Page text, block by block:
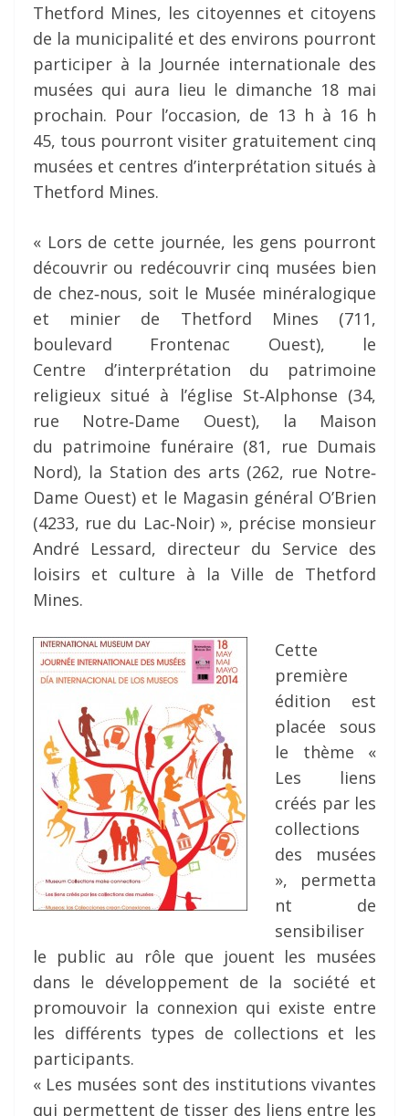
Thetford Mines, les citoyennes et citoyens
de la municipalité et des environs pourront
participer à la Journée internationale des
musées qui aura lieu le dimanche 18 mai
prochain. Pour l’occasion, de 13 h à 16 h
45, tous pourront visiter gratuitement cinq
musées et centres d’interprétation situés à
Thetford Mines.
« Lors de cette journée, les gens pourront
découvrir ou redécouvrir cinq musées bien
de chez‐nous, soit le Musée minéralogique
et minier de Thetford Mines (711,
boulevard Frontenac Ouest), le
Centre d’interprétation du patrimoine
religieux situé à l’église St‐Alphonse (34,
rue Notre‐Dame Ouest), la Maison
du patrimoine funéraire (81, rue Dumais
Nord), la Station des arts (262, rue Notre‐
Dame Ouest) et le Magasin général O’Brien
(4233, rue du Lac‐Noir) », précise monsieur
André Lessard, directeur du Service des
loisirs et culture à la Ville de Thetford
Mines.
Cette
première
édition est
placée sous
le thème «
Les liens
créés par les
collections
des musées
», permetta
nt de
sensibiliser
le public au rôle que jouent les musées
dans le développement de la société et
promouvoir la connexion qui existe entre
les différents types de collections et les
participants.
« Les musées sont des institutions vivantes
qui permettent de tisser des liens entre les